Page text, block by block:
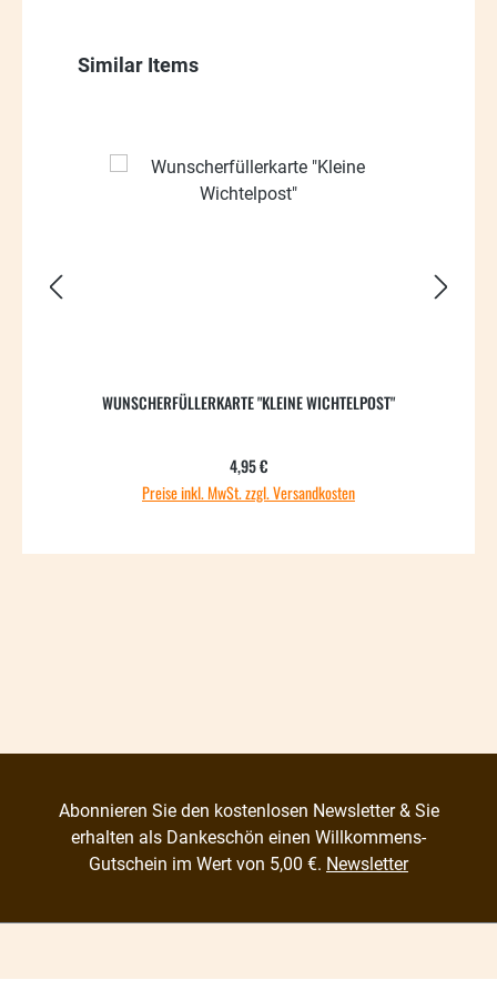
Produktgalerie überspringen
Similar Items
WUNSCHERFÜLLERKARTE "KLEINE WICHTELPOST"
Regulärer Preis:
4,95 €
Preise inkl. MwSt. zzgl. Versandkosten
Abonnieren Sie den kostenlosen Newsletter & Sie
erhalten als Dankeschön einen Willkommens-
Gutschein im Wert von 5,00 €. Newsletter